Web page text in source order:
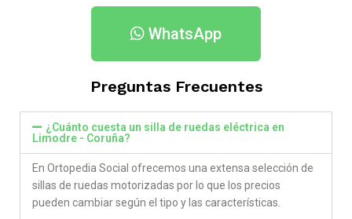
WhatsApp
Preguntas Frecuentes
¿Cuánto cuesta un silla de ruedas eléctrica en
Limodre - Coruña​?
En Ortopedia Social ofrecemos una extensa selección de
sillas de ruedas motorizadas por lo que los precios
pueden cambiar según el tipo y las características.